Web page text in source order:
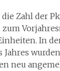
Zahl der
zum
In
Jahres
neu